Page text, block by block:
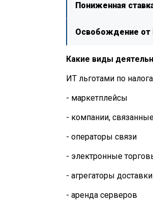
Пониженная
Освобождение
Какие виды
ИТ льготами по
- маркетплейсы
- компании,
- операторы связи
- электронные
- агрегаторы
- аренда серверов